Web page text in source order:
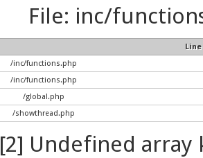
File: inc/
Line
/inc/functions.php
/inc/functions.php
/global.php
/showthread.php
[2] Undefined array